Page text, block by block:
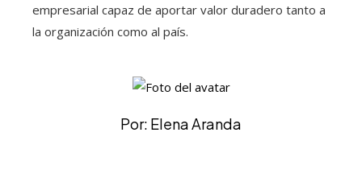
empresarial capaz de aportar valor duradero tanto a
la organización como al país.
Por: Elena Aranda